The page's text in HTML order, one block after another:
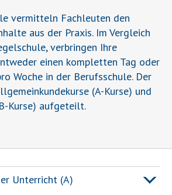
vermitteln Fachleuten den
aus der Praxis. Im Vergleich
verbringen Ihre
einen kompletten Tag oder
Woche in der Berufsschule. Der
(A-Kurse) und
Kurse) aufgeteilt.
Unterricht (A)